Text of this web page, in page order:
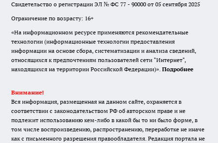
Свидетельство о регистрации ЭЛ № ФС 77 - 90000 от 05 сентября 2025
Ограничение по возрасту: 16+
«На информационном ресурсе применяются рекомендательные
технологии (информационные технологии предоставления
информации на основе сбора, систематизации и анализа сведений,
относящихся к предпочтениям пользователей сети "Интернет",
находящихся на территории Российской Федерации)». Подробнее
Внимание!
Вся информация, размещенная на данном сайте, охраняется в
соответствии с законодательством РФ об авторском праве и не
подлежит использованию кем-либо в какой бы то ни было форме, в
том числе воспроизведению, распространению, переработке не иначе
как с письменного разрешения правообладателя. Редакция портала не